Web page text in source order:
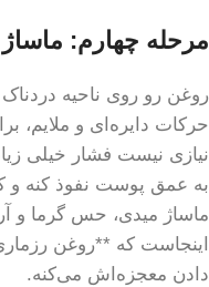
مرحله چهارم:
روغن رو روی ناحیه دردناک
نیازی نیست فشار خیلی
به عمق پوست نفوذ کنه و
ماساژ میدی، حس گرما
اینجاست که **روغن
دادن معجزه‌اش می‌کنه.